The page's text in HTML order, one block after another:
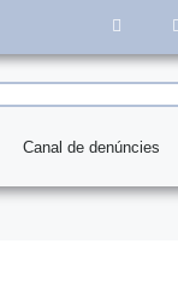
Canal de denúncies